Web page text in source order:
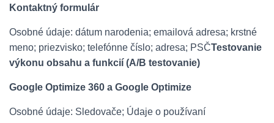
Kontaktný formulár
Osobné údaje: dátum narodenia; emailová adresa; krstné
meno; priezvisko; telefónne číslo; adresa; PSČTestovanie
výkonu obsahu a funkcií (A/B testovanie)
Google Optimize 360 a Google Optimize
Osobné údaje: Sledovače; Údaje o používaní